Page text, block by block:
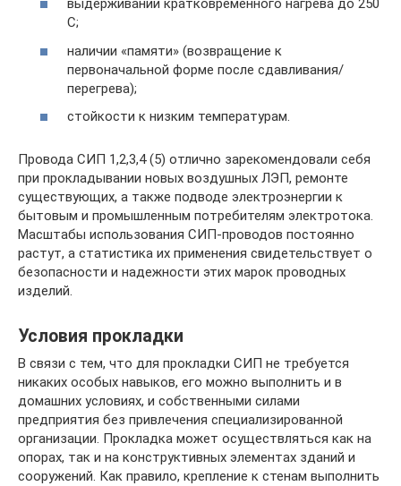
выдерживании кратковременного нагрева до 250
С;
наличии «памяти» (возвращение к
первоначальной форме после сдавливания/
перегрева);
стойкости к низким температурам.
Провода СИП 1,2,3,4 (5) отлично зарекомендовали себя
при прокладывании новых воздушных ЛЭП, ремонте
существующих, а также подводе электроэнергии к
бытовым и промышленным потребителям электротока.
Масштабы использования СИП-проводов постоянно
растут, а статистика их применения свидетельствует о
безопасности и надежности этих марок проводных
изделий.
Условия прокладки
В связи с тем, что для прокладки СИП не требуется
никаких особых навыков, его можно выполнить и в
домашних условиях, и собственными силами
предприятия без привлечения специализированной
организации. Прокладка может осуществляться как на
опорах, так и на конструктивных элементах зданий и
сооружений. Как правило, крепление к стенам выполнить